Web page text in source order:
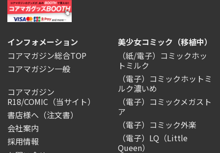
インフォメーション
コアマガジン総合TOP
コアマガジン一般
コアマガジン
R18/COMIC （当サイト）
書店様へ（注文書）
会社案内
採用情報
美少女コミック（移植中）
（紙/電子）コミックホッ
トミルク
（電子）コミックホットミ
ルク濃いめ
（電子）コミックメガスト
ア
（電子）コミック外楽
（電子）LQ（Little
Queen）